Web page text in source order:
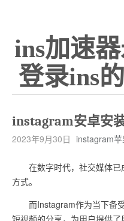
ins加速
登录ins
instagram安卓安
2023年9月30日 instagram
在数字时代，社交媒体已
方式。
而Instagram作为当下备受
短视频的分享，为用户提供了